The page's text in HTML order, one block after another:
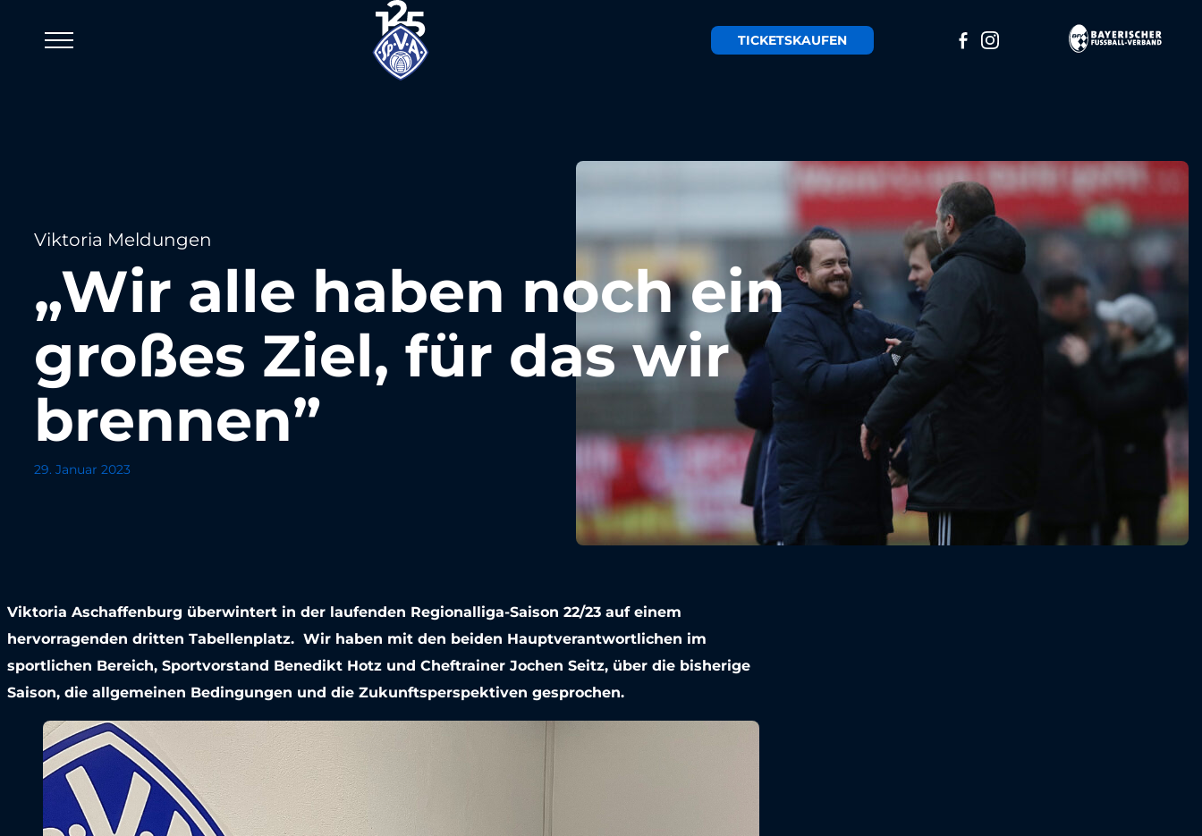
TICKETSKAUFEN
Viktoria Meldungen
„Wir alle haben noch ein
großes Ziel, für das wir
brennen”
29. Januar 2023
Viktoria Aschaffenburg überwintert in der laufenden Regionalliga-Saison 22/23 auf einem
hervorragenden dritten Tabellenplatz. Wir haben mit den beiden Hauptverantwortlichen im
sportlichen Bereich, Sportvorstand Benedikt Hotz und Cheftrainer Jochen Seitz, über die bisherige
Saison, die allgemeinen Bedingungen und die Zukunftsperspektiven gesprochen.